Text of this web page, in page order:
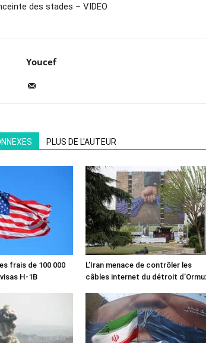
des stades – VIDEO
Youcef
PLUS DE L'AUTEUR
frais de 100 000
H-1B
L’Iran menace de contrôler les
câbles internet du détroit